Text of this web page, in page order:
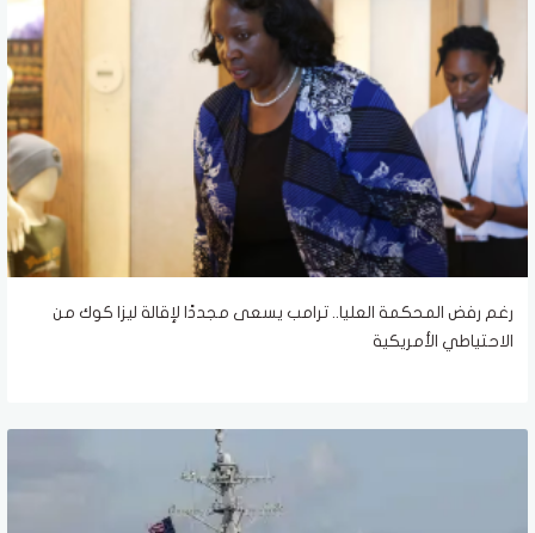
رغم رفض المحكمة العليا.. ترامب يسعى مجددًا لإقالة ليزا كوك من
الاحتياطي الأمريكية